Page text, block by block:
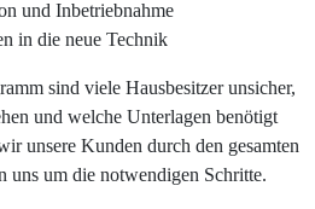
und Inbetriebnahme
in die neue Technik
sind viele Hausbesitzer unsicher,
und welche Unterlagen benötigt
unsere Kunden durch den gesamten
uns um die notwendigen Schritte.